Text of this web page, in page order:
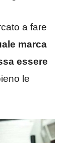
a fare
marca
essere
le